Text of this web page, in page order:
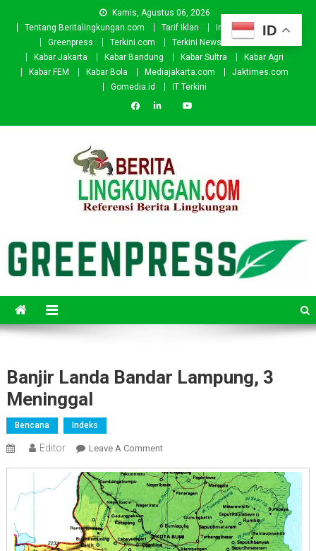
Kamis, Agustus 06, 2026
Tentang Beritalingkungan.com
Tarif Iklan Investor
Donasi
Greenpress
Terkini.com Terkini News
Kabar.id
Kabar Jakarta
Kabar Bandung Kabar Sultra
Kabar Agri
Kabar FEM
Kabar Bola Mediajakarta.com
Jaktimes.com
Gomedia.id
IT Terkini
Banjir Landa Bandar Lampung, 3
Meninggal
Bencana Indeks
Editor Leave A CommentOn
Landa
Bandar
Lampung,
3
Meninggal
ID